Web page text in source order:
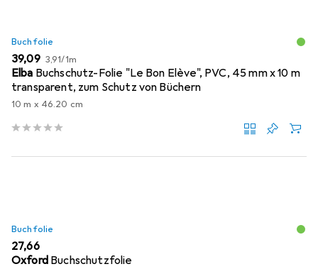
Buchfolie
EUR
39,09 EUR
3,91/1m
Elba Buchschutz-Folie "Le Bon Elève", PVC, 45 mm x 10 m
transparent, zum Schutz von Büchern
10 m x 46.20 cm
Buchfolie
EUR
27,66
Oxford Buchschutzfolie